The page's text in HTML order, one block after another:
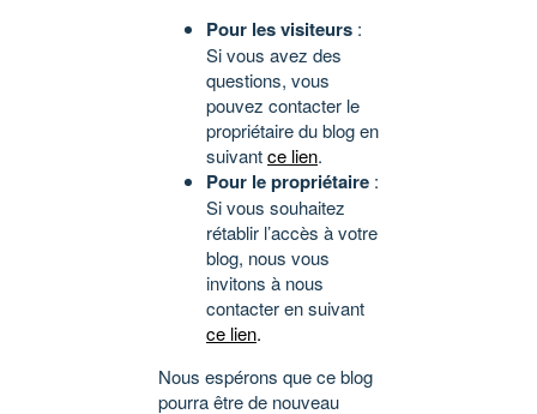
Pour les visiteurs :
Si vous avez des
questions, vous
pouvez contacter le
propriétaire du blog en
suivantce lien.
Pour le propriétaire :
Si vous souhaitez
rétablir l’accès à votre
blog, nous vous
invitons à nous
contacter en suivant
ce lien.
Nous espérons que ce blog
pourra être de nouveau